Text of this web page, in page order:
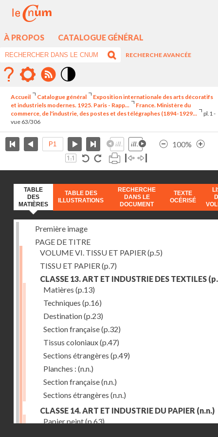
À PROPOS CATALOGUE GÉNÉRAL
RECHERCHE AVANCÉE
élévé
Accueil Catalogue général
Exposition internationale des arts décoratifs
et industriels modernes. 1925. Paris - Rapp...
France. Ministère du
commerce, de l'industrie, des postes et des télégraphes (1894-1929...
pl.1 -
vue 63/306
100%
TABLE
DES
MATIÈRES
TABLE DES
ILLUSTRATIONS
RECHERCHE
DANS LE
DOCUMENT
TEXTE
OCÉRISÉ
Première image
PAGE DE TITRE
VOLUME VI. TISSU ET PAPIER (p.5)
TISSU ET PAPIER (p.7)
CLASSE 13. ART ET INDUSTRIE DES TEXTILES
Matières (p.13)
Techniques (p.16)
Destination(p.23)
Section française(p.32)
Tissus coloniaux(p.47)
Sections étrangères (p.49)
Planches : (n.n.)
Section française(n.n.)
Sections étrangères (n.n.)
CLASSE 14. ART ET INDUSTRIE DU PAPIER (n.n.)
Papier peint(p.63)